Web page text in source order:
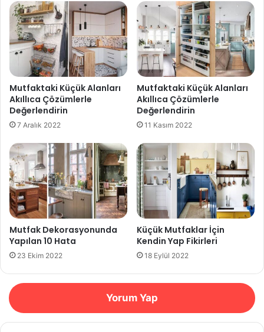
Mutfaktaki Küçük Alanları
Akıllıca Çözümlerle
Değerlendirin
7 Aralık 2022
Mutfaktaki Küçük Alanları
Akıllıca Çözümlerle
Değerlendirin
11 Kasım 2022
Mutfak Dekorasyonunda
Yapılan 10 Hata
23 Ekim 2022
Küçük Mutfaklar İçin
Kendin Yap Fikirleri
18 Eylül 2022
Yorum Yap